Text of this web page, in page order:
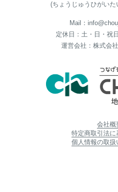
(ちょうじゅうひがい
Mail：
定休日：土・日・祝
運営会社：株式会
会社概
特定商取引法に
個人情報の取扱